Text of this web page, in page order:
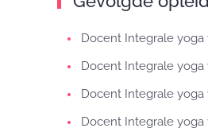
Docent Integrale
Docent Integrale
Docent Integrale
Docent Integrale yoga